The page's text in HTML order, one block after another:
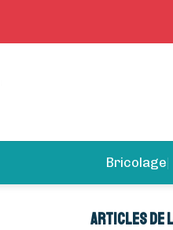
Bricolage